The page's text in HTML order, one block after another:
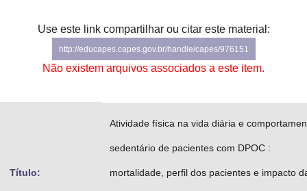
Banco Central do Brasil
Use este link compartilhar ou citar este material:
http://educapes.capes.gov.br/handle/capes/976151
Não existem arquivos associados a este item.
Título:
Atividade física na vida diária e
sedentário de pacientes com DPOC :
mortalidade, perfil dos pacientes e impacto